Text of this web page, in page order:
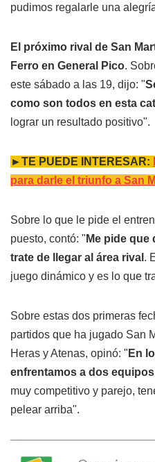
pudimos regalarle una
El próximo rival de San
Ferro en General Pico.
este sábado a las 19, dijo: "
como son todos en esta
lograr un resultado positivo".
►TE PUEDE INTERESAR:
para darle el triunfo a San
Sobre lo que le pide el
puesto, contó: " Me pide
trate de llegar al área rival .
juego dinámico y es lo que
Sobre estas dos primeras
partidos que ha jugado San
Heras y Atenas, opinó: " En
enfrentamos a dos
muy competitivo y parejo,
pelear arriba".